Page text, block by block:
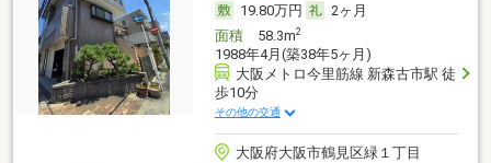
19.80万円
2ヶ月
面積58.3m2
1988年4月(築38年5ヶ月)
大阪メトロ今里筋線 新森古市駅 徒
歩10分
その他の交通
大阪府大阪市鶴見区緑１丁目